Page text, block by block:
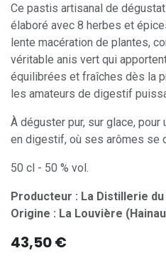
Ce pastis artisanal de
élaboré avec 8 herbes et
lente macération de plantes,
véritable anis vert qui
équilibrées et fraîches dès la
les amateurs de digestif
À déguster pur, sur glace,
en digestif, où ses arômes se
50 cl - 50 % vol.
Producteur : La Distillerie du
Origine : La Louvière
43,50€